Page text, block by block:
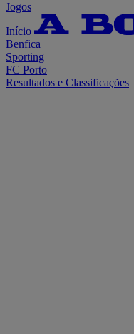
Jogos
Início
Benfica
Sporting
FC Porto
Resultados e Classificações